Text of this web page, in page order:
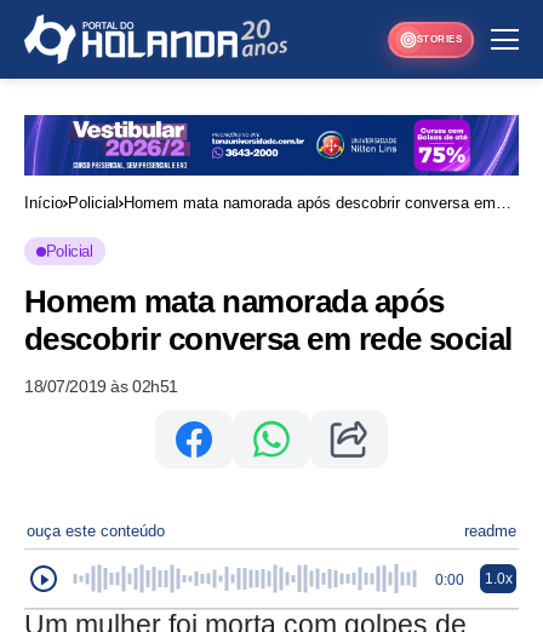
STORIES
Início Policial Homem mata namorada após descobrir conversa em
Policial
Homem mata namorada após
descobrir conversa em rede social
18/07/2019 às 02h51
ouça este conteúdo readme
0:00 1.0x
Um mulher foi morta com golpes de